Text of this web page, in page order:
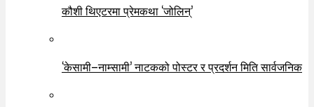
कौशी थिएटरमा प्रेमकथा ‘जोलिन्’
‘केसामी–नाम्सामी’ नाटकको पोस्टर र प्रदर्शन मिति सार्वजनिक